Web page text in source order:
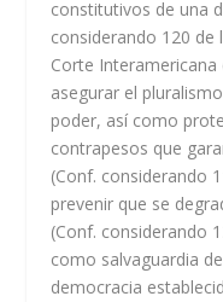
constitutivos de una
considerando 120 de
Corte
asegurar el
poder, así como
contrapesos que
(Conf. considerando
prevenir que se
(Conf. considerando
como salvaguardia
democracia